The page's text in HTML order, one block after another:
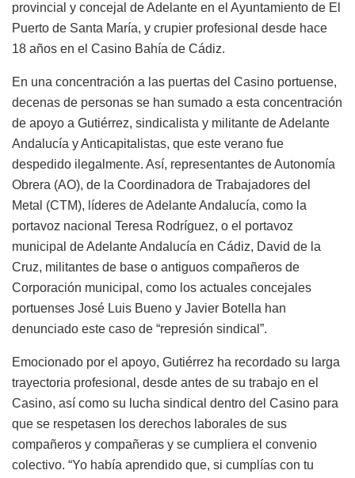
provincial y concejal de Adelante en el Ayuntamiento de El
Puerto de Santa María, y crupier profesional desde hace
18 años en el Casino Bahía de Cádiz.
En una concentración a las puertas del Casino portuense,
decenas de personas se han sumado a esta concentración
de apoyo a Gutiérrez, sindicalista y militante de Adelante
Andalucía y Anticapitalistas, que este verano fue
despedido ilegalmente. Así, representantes de Autonomía
Obrera (AO), de la Coordinadora de Trabajadores del
Metal (CTM), líderes de Adelante Andalucía, como la
portavoz nacional Teresa Rodríguez, o el portavoz
municipal de Adelante Andalucía en Cádiz, David de la
Cruz, militantes de base o antiguos compañeros de
Corporación municipal, como los actuales concejales
portuenses José Luis Bueno y Javier Botella han
denunciado este caso de “represión sindical”.
Emocionado por el apoyo, Gutiérrez ha recordado su larga
trayectoria profesional, desde antes de su trabajo en el
Casino, así como su lucha sindical dentro del Casino para
que se respetasen los derechos laborales de sus
compañeros y compañeras y se cumpliera el convenio
colectivo. “Yo había aprendido que, si cumplías con tu